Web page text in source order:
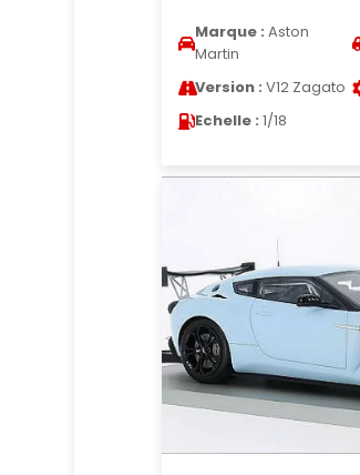
Marque : Aston
Martin
Version : V12 Zagato
Echelle : 1/18